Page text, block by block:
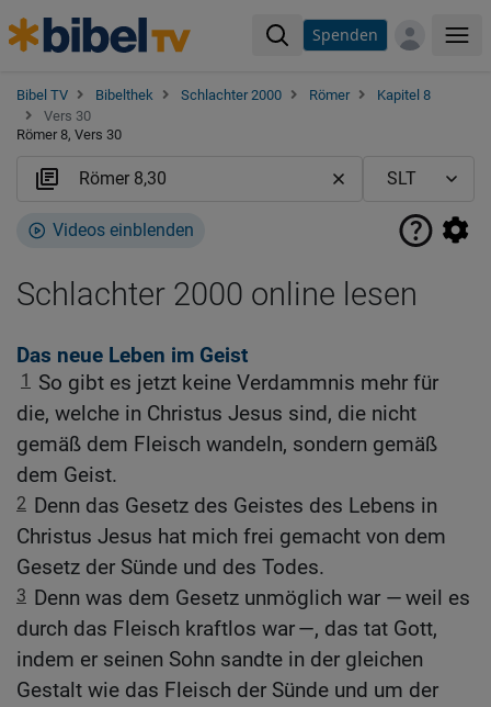
Spenden
Bibel TV Bibelthek Schlachter 2000 Römer
Kapitel 8
Vers 30
Römer 8, Vers 30
Videos einblenden
Schlachter 2000 online lesen
Das neue Leben im Geist
1
So gibt es jetzt keine Verdammnis mehr für
die, welche in Christus Jesus sind, die nicht
gemäß dem Fleisch wandeln, sondern gemäß
dem Geist.
2 Denn das Gesetz des Geistes des Lebens in
Christus Jesus hat mich frei gemacht von dem
Gesetz der Sünde und des Todes.
3 Denn was dem Gesetz unmöglich war — weil es
durch das Fleisch kraftlos war —, das tat Gott,
indem er seinen Sohn sandte in der gleichen
Gestalt wie das Fleisch der Sünde und um der